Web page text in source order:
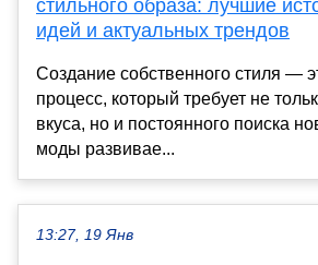
стильного образа: лучшие
идей и актуальных трендов
Создание собственного стиля —
процесс, который требует не
вкуса, но и постоянного поиска
моды развивае...
13:27, 19 Янв